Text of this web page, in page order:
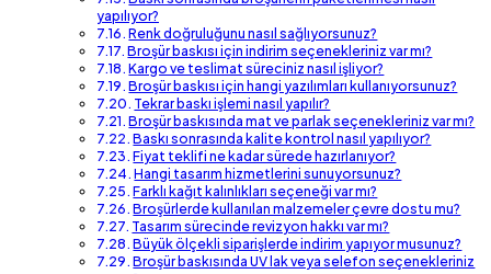
yapılıyor?
Renk doğruluğunu nasıl sağlıyorsunuz?
Broşür baskısı için indirim seçenekleriniz var mı?
Kargo ve teslimat süreciniz nasıl işliyor?
Broşür baskısı için hangi yazılımları kullanıyorsunuz?
Tekrar baskı işlemi nasıl yapılır?
Broşür baskısında mat ve parlak seçenekleriniz var mı?
Baskı sonrasında kalite kontrol nasıl yapılıyor?
Fiyat teklifi ne kadar sürede hazırlanıyor?
Hangi tasarım hizmetlerini sunuyorsunuz?
Farklı kağıt kalınlıkları seçeneği var mı?
Broşürlerde kullanılan malzemeler çevre dostu mu?
Tasarım sürecinde revizyon hakkı var mı?
Büyük ölçekli siparişlerde indirim yapıyor musunuz?
Broşür baskısında UV lak veya selefon seçenekleriniz